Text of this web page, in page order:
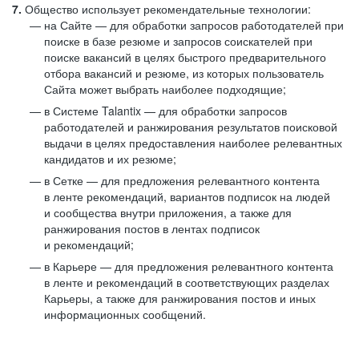
7. Общество использует рекомендательные технологии:
на Сайте — для обработки запросов работодателей при
поиске в базе резюме и запросов соискателей при
поиске вакансий в целях быстрого предварительного
отбора вакансий и резюме, из которых пользователь
Сайта может выбрать наиболее подходящие;
в Системе Talantix — для обработки запросов
работодателей и ранжирования результатов поисковой
выдачи в целях предоставления наиболее релевантных
кандидатов и их резюме;
в Сетке — для предложения релевантного контента
в ленте рекомендаций, вариантов подписок на людей
и сообщества внутри приложения, а также для
ранжирования постов в лентах подписок
и рекомендаций;
в Карьере — для предложения релевантного контента
в ленте и рекомендаций в соответствующих разделах
Карьеры, а также для ранжирования постов и иных
информационных сообщений.